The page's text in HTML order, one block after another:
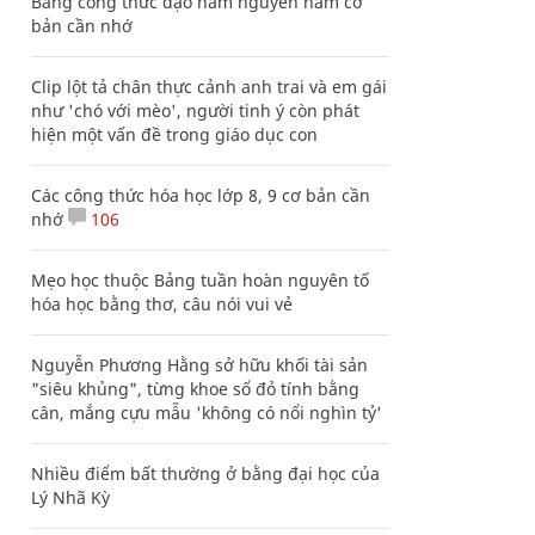
bản cần nhớ
Clip lột tả chân thực cảnh anh trai và em gái
như 'chó với mèo', người tinh ý còn phát
hiện một vấn đề trong giáo dục con
Các công thức hóa học lớp 8, 9 cơ bản cần
nhớ
106
Mẹo học thuộc Bảng tuần hoàn nguyên tố
hóa học bằng thơ, câu nói vui vẻ
Nguyễn Phương Hằng sở hữu khối tài sản
"siêu khủng", từng khoe sổ đỏ tính bằng
cân, mắng cựu mẫu 'không có nổi nghìn tỷ'
Nhiều điểm bất thường ở bằng đại học của
Lý Nhã Kỳ